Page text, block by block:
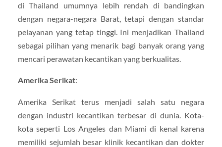
di Thailand umumnya lebih rendah di bandingkan
dengan negara-negara Barat, tetapi dengan standar
pelayanan yang tetap tinggi. Ini menjadikan Thailand
sebagai pilihan yang menarik bagi banyak orang yang
mencari perawatan kecantikan yang berkualitas.
Amerika Serikat:
Amerika Serikat terus menjadi salah satu negara
dengan industri kecantikan terbesar di dunia. Kota-
kota seperti Los Angeles dan Miami di kenal karena
memiliki sejumlah besar klinik kecantikan dan dokter